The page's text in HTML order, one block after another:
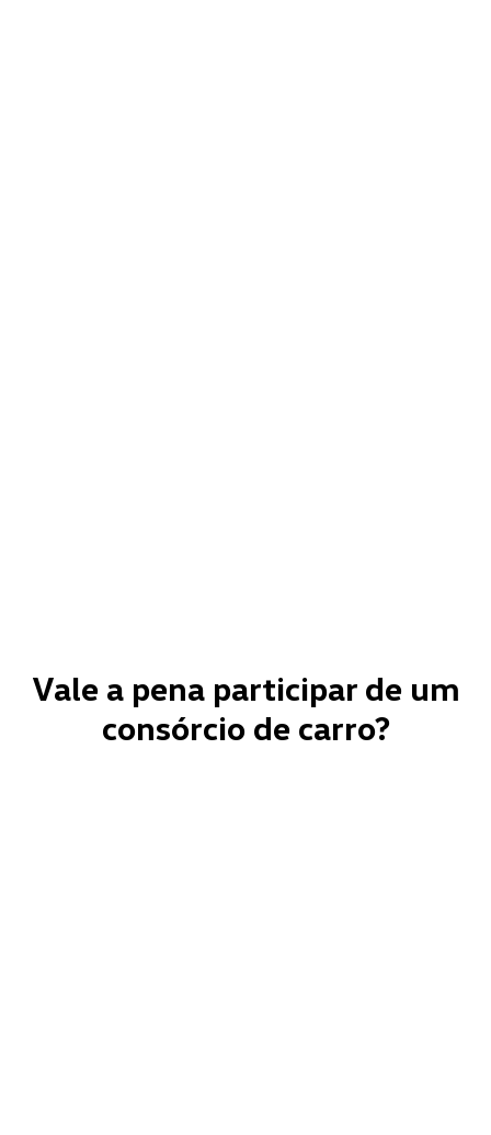
Vale a pena participar de um
consórcio de carro?